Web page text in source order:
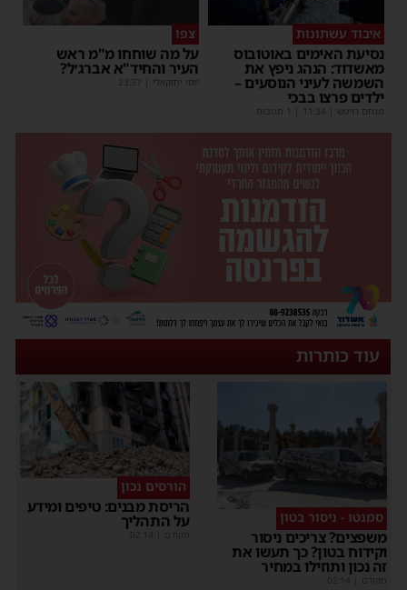
איבוד עשתונות
נסיעת האימים באוטובוס
מאשדוד: הנהג ניפץ את
השמשה לעיני הנוסעים –
ילדים פרצו בבכי
מנחם דויטש 11:34
צפו
על מה שוחחו מ"מ ראש
העיר והחיד"א אברג׳ל?
יוסי יחזקאלי 23:37
עוד כותרות
סמנטו - ניסור בטון
משפצים? צריכים ניסור
וקידוח בטון? כך תעשו את
זה נכון ותוזילו במחיר
מקודם
הורסים נכון
הריסת מבנים: טיפים ומידע
על התהליך
מקודם